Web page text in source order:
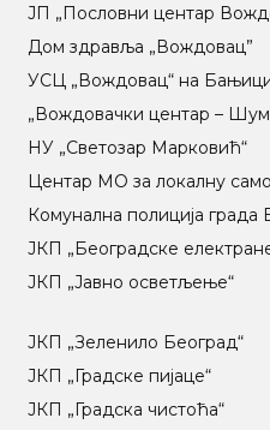
ЈП „Пословни центар
Дом здравља „Вождовац”
УСЦ „Вождовац“ на
„Вождовачки центар –
НУ „Светозар Марковић“
Центар МO за локалну
Комунална полиција града
ЈКП „Београдске
ЈКП „Јавно осветљење“
ЈКП „Зеленило Београд“
ЈКП „Градске пијаце“
ЈКП „Градска чистоћа“